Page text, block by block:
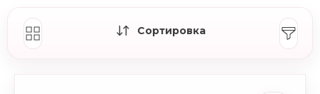
Сортировка